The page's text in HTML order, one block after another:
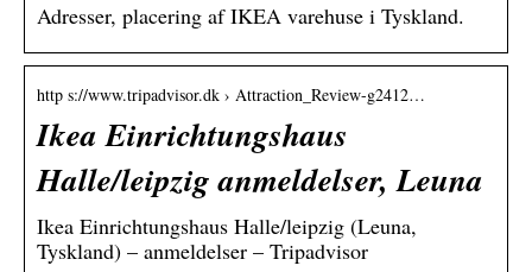
Adresser, placering af IKEA varehuse i Tyskland.
http s://www.tripadvisor.dk › Attraction_Review-g2412…
Ikea Einrichtungshaus
Halle/leipzig anmeldelser, Leuna
Ikea Einrichtungshaus Halle/leipzig (Leuna,
Tyskland) – anmeldelser – Tripadvisor